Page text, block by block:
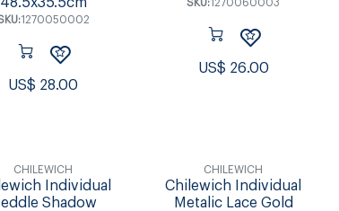
1270050002
US$ 28.00
SKU:1270060003
US$ 26.00
CHILEWICH
Individual
Shadow
CHILEWICH
Chilewich Individual
Metalic Lace Gold